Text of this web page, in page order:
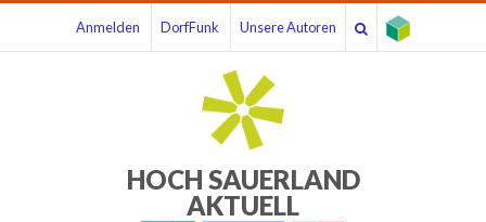
Anmelden DorfFunk Unsere Autoren
HOCH SAUERLAND
AKTUELL